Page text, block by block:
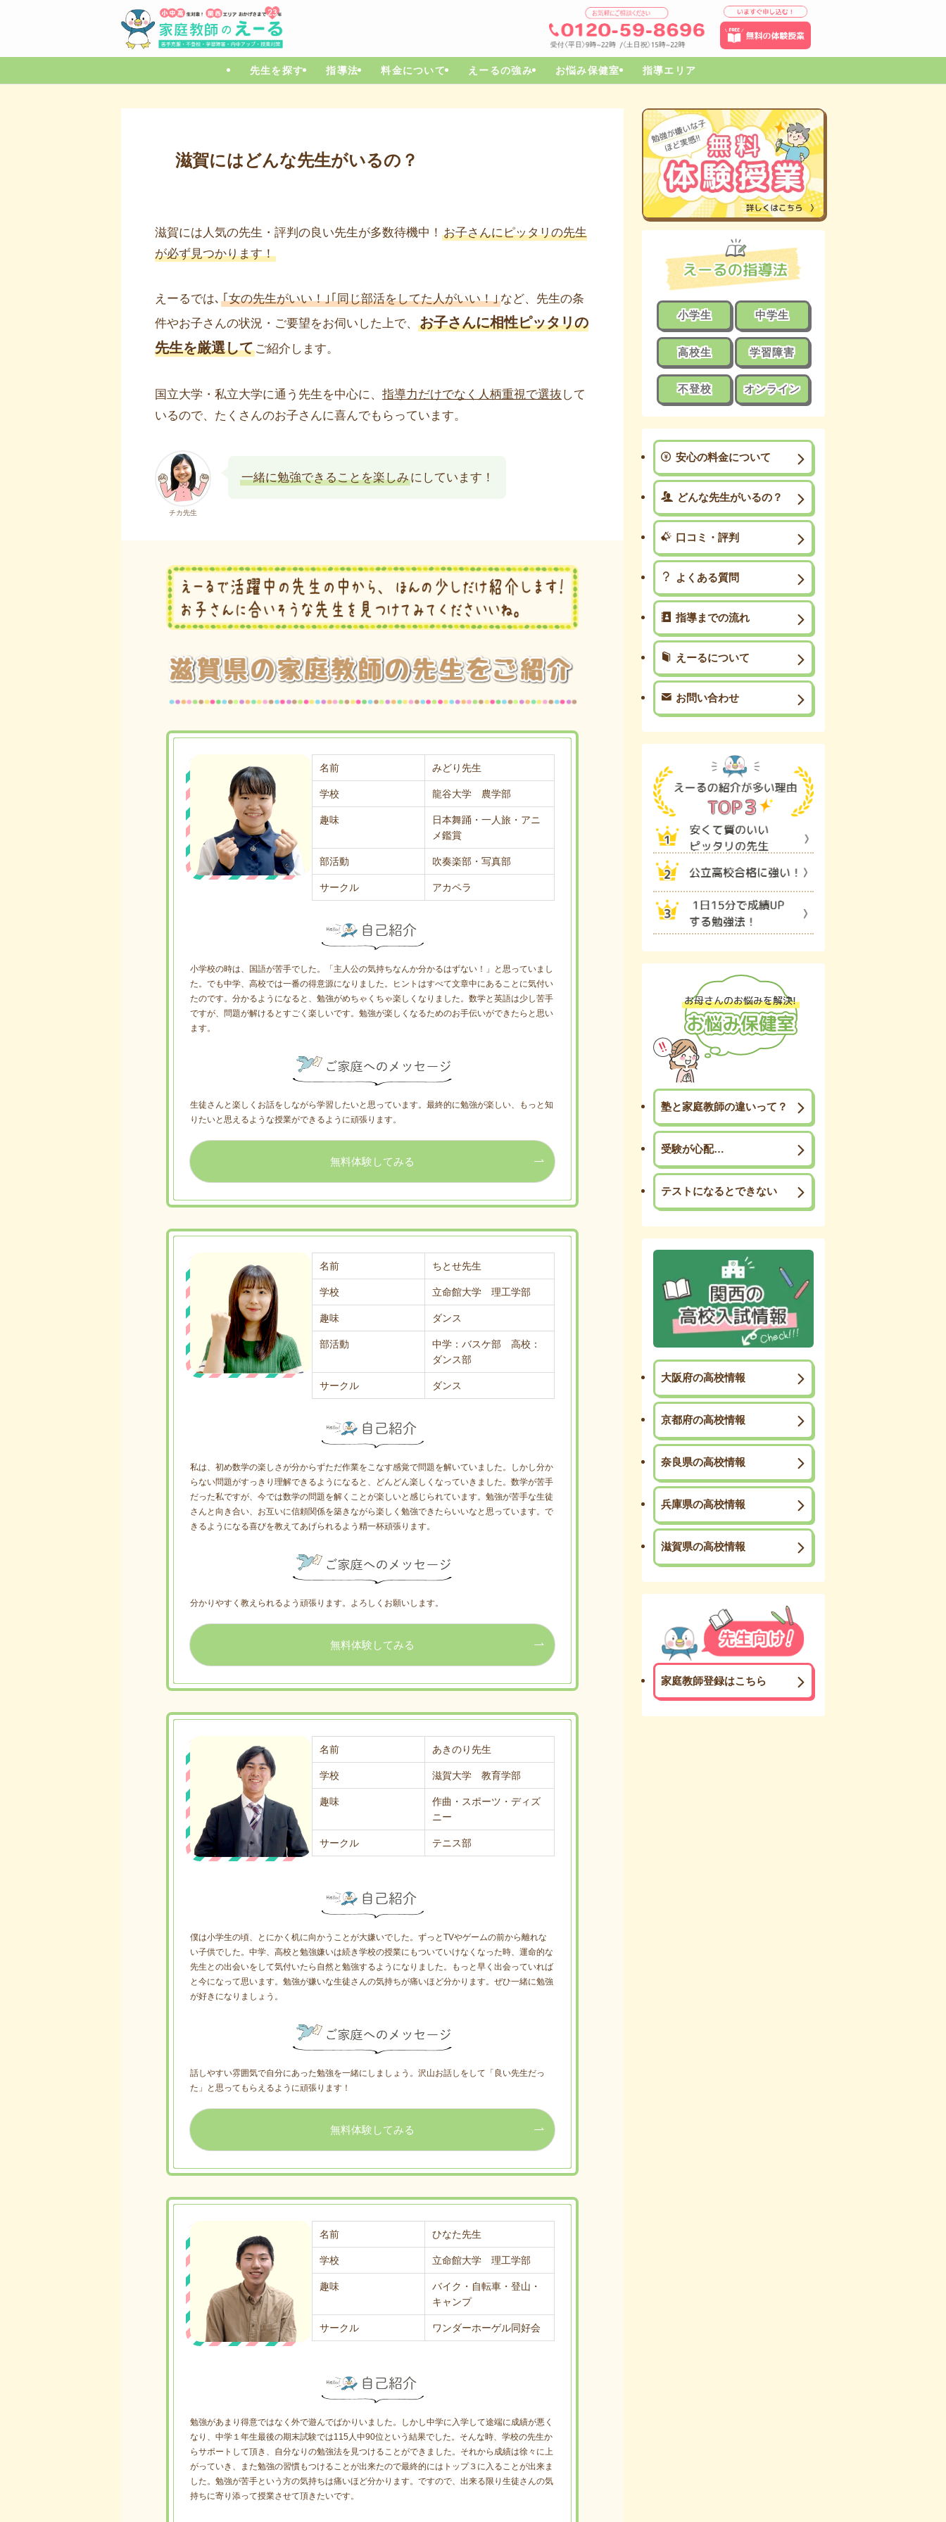
先生を探す 指導法 料金について えーるの強み お悩み保健室 指導エリア
滋賀にはどんな先生がいるの？
滋賀には人気の先生・評判の良い先生が多数待機中！ お子さんにピッタリの先生
が必ず見つかります！
えーるでは､ ｢女の先生がいい！｣｢同じ部活をしてた人がいい！｣など、先生の条
件やお子さんの状況・ご要望をお伺いした上で、
お子さんに相性ピッタリの
先生を厳選して ご紹介します。
国立大学・私立大学に通う先生を中心に、 指導力だけでなく人柄重視で選抜 して
いるので、たくさんのお子さんに喜んでもらっています。
チカ先生
一緒に勉強できることを楽しみにしています！
名前 みどり先生
学校 龍谷大学 農学部
趣味
日本舞踊・一人旅・アニ
メ鑑賞
部活動 吹奏楽部・写真部
サークル アカペラ
小学校の時は、国語が苦手でした。「主人公の気持ちなんか分かるはずない！」と思っていまし
た。でも中学、高校では一番の得意源になりました。ヒントはすべて文章中にあることに気付い
たのです。分かるようになると、勉強がめちゃくちゃ楽しくなりました。数学と英語は少し苦手
ですが、問題が解けるとすごく楽しいです。勉強が楽しくなるためのお手伝いができたらと思い
ます。
生徒さんと楽しくお話をしながら学習したいと思っています。最終的に勉強が楽しい、もっと知
りたいと思えるような授業ができるように頑張ります。
無料体験してみる
名前 ちとせ先生
学校 立命館大学 理工学部
趣味 ダンス
部活動
中学：バスケ部 高校：
ダンス部
サークル ダンス
私は、初め数学の楽しさが分からずただ作業をこなす感覚で問題を解いていました。しかし分か
らない問題がすっきり理解できるようになると、どんどん楽しくなっていきました。数学が苦手
だった私ですが、今では数学の問題を解くことが楽しいと感じられています。勉強が苦手な生徒
さんと向き合い、お互いに信頼関係を築きながら楽しく勉強できたらいいなと思っています。で
きるようになる喜びを教えてあげられるよう精一杯頑張ります。
分かりやすく教えられるよう頑張ります。よろしくお願いします。
無料体験してみる
名前 あきのり先生
学校 滋賀大学 教育学部
趣味
作曲・スポーツ・ディズ
ニー
サークル テニス部
僕は小学生の頃、とにかく机に向かうことが大嫌いでした。ずっとTVやゲームの前から離れな
い子供でした。中学、高校と勉強嫌いは続き学校の授業にもついていけなくなった時、運命的な
先生との出会いをして気付いたら自然と勉強するようになりました。もっと早く出会っていれば
と今になって思います。勉強が嫌いな生徒さんの気持ちが痛いほど分かります。ぜひ一緒に勉強
が好きになりましょう。
話しやすい雰囲気で自分にあった勉強を一緒にしましょう。沢山お話しをして「良い先生だっ
た」と思ってもらえるように頑張ります！
無料体験してみる
名前 ひなた先生
学校 立命館大学 理工学部
趣味
バイク・自転車・登山・
キャンプ
サークル ワンダーホーゲル同好会
勉強があまり得意ではなく外で遊んでばかりいました。しかし中学に入学して途端に成績が悪く
なり、中学１年生最後の期末試験では115人中90位という結果でした。そんな時、学校の先生か
らサポートして頂き、自分なりの勉強法を見つけることができました。それから成績は徐々に上
がっていき、また勉強の習慣もつけることが出来たので最終的にはトップ３に入ることが出来ま
した。勉強が苦手という方の気持ちは痛いほど分かります。ですので、出来る限り生徒さんの気
持ちに寄り添って授業させて頂きたいです。
小学生 中学生
高校生 学習障害
不登校 オンライン
安心の料金について
どんな先生がいるの？
口コミ・評判
よくある質問
指導までの流れ
えーるについて
お問い合わせ
塾と家庭教師の違いって？
受験が心配…
テストになるとできない
大阪府の高校情報
京都府の高校情報
奈良県の高校情報
兵庫県の高校情報
滋賀県の高校情報
家庭教師登録はこちら